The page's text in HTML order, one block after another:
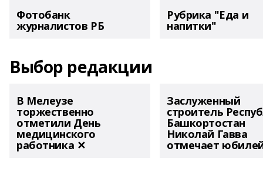
Фотобанк
журналистов РБ
Рубрика "Еда и
напитки"
Выбор редакции
В Мелеузе
торжественно
отметили День
медицинского
работника ✕
Заслуженный
строитель
Башкортостан
Николай Гавва
отмечает